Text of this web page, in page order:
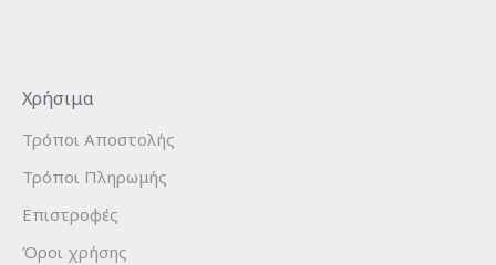
Χρήσιμα
Τρόποι Αποστολής
Τρόποι Πληρωμής
Επιστροφές
Όροι χρήσης